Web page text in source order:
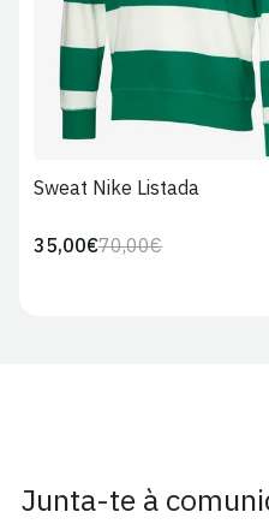
Sweat Nike Listada
Preço
70,00€Preço
35,00€
Junta-te à